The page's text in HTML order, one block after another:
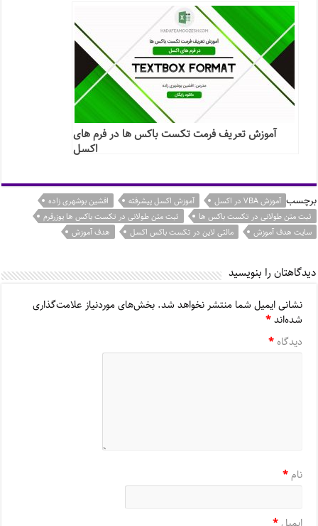
آموزش تعریف فرمت تکست باکس ها در فرم های
اکسل
برچسب آموزش VBA در اکسل آموزش اکسل پیشرفته
افشین بوشهری زاده
ثبت متن طولانی در تکست باکس ها
ثبت متن طولانی در تکست باکس ها یوزرفرم
سایت هدف آموزش
مالتی لاین در تکست باکس اکسل هدف آموزش
دیدگاهتان را بنویسید
نشانی ایمیل شما منتشر نخواهد شد. بخش‌های موردنیاز علامت‌گذاری
شده‌اند*
دیدگاه*
نام*